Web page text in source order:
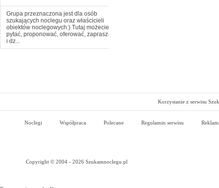
Grupa przeznaczona jest dla osób
szukających noclegu oraz właścicieli
obiektów noclegowych:) Tutaj możecie
pytać, proponować, oferować, zapraszać
i dz...
Korzystanie z serwisu
Noclegi Współpraca Polecane Regulamin serwisu
Copyright © 2004 - 2026 Szukamnoclegu.pl